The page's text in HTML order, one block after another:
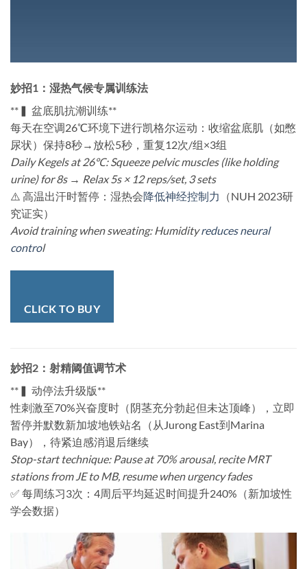
妙招1：湿热气候专属训练法
​**▍ 盆底肌抗潮训练**​
每天在空调26℃环境下进行凯格尔运动：收缩盆底肌（如憋
尿状）保持8秒→放松5秒，重复12次/组×3组
Daily Kegels at 26℃: Squeeze pelvic muscles (like holding
urine) for 8s → Relax 5s × 12 reps/set, 3 sets
⚠️ 高温出汗时暂停：湿热会降低神经控制力
（NUH 2023研
究证实）
Avoid training when sweating: Humidityreduces neural
control
CLICK TO BUY
妙招2：射精阈值调节术
​**▍ 动停法升级版**​
性刺激至70%兴奋度时（阴茎充分勃起但未达顶峰），立即
暂停并默数新加坡地铁站名（从Jurong East到Marina
Bay），待紧迫感消退后继续
Stop-start technique: Pause at 70% arousal, recite MRT
stations from JE to MB, resume when urgency fades
✅ 每周练习3次：4周后平均延迟时间提升240%（新加坡性
学会数据）